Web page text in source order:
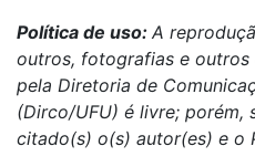
Política de uso: A
outros, fotografias e
pela Diretoria de
(Dirco/UFU) é livre; porém,
citado(s) o(s) autor(es) e o